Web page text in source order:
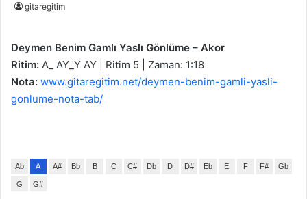
gitaregitim
Deymen Benim Gamlı Yaslı Gönlüme – Akor
Ritim: A_ AY_Y AY | Ritim 5 | Zaman: 1:18
Nota: www.gitaregitim.net/deymen-benim-gamli-yasli-
gonlume-nota-tab/
Ab A A# Bb B C C# Db D D# Eb E F F# Gb
G G#